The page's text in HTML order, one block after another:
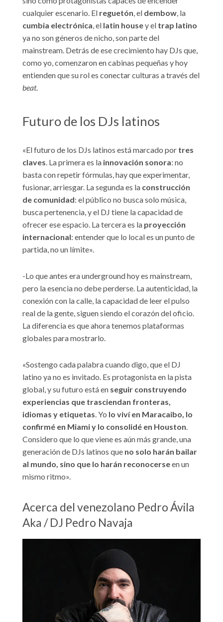
cualquier escenario. El reguetón, el dembow, la
cumbia electrónica, el latin housey el trap latino
ya no son géneros de nicho, son parte del
mainstream. Detrás de ese crecimiento hay DJs que,
como yo, comenzaron en cabinas pequeñas y hoy
entienden que su rol es conectar culturas a través del
beat.
Futuro de los DJs latinos
«El futuro de los DJs latinos está marcado por tres
claves. La primera es la innovación sonora: no
basta con repetir fórmulas, hay que experimentar,
fusionar, arriesgar. La segunda es la construcción
de comunidad: el público no busca solo música,
busca pertenencia, y el DJ tiene la capacidad de
ofrecer ese espacio. La tercera es la proyección
internacional: entender que lo local es un punto de
partida, no un límite».
-Lo que antes era underground hoy es mainstream,
pero la esencia no debe perderse. La autenticidad, la
conexión con la calle, la capacidad de leer el pulso
real de la gente, siguen siendo el corazón del oficio.
La diferencia es que ahora tenemos plataformas
globales para mostrarlo.
«Sostengo cada palabra cuando digo, que el DJ
latino ya no es invitado. Es protagonista en la pista
global, y su futuro está en seguir construyendo
experiencias que trasciendan fronteras,
idiomas y etiquetas. Yo lo viví en Maracaibo, lo
confirmé en Miami y lo consolidé en Houston.
Considero que lo que viene es aún más grande, una
generación de DJs latinos que no solo harán bailar
al mundo, sino que lo harán reconocerseen un
mismo ritmo».
Acerca del venezolano Pedro Ávila
Aka / DJ Pedro Navaja